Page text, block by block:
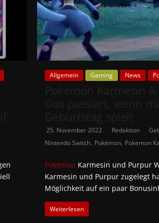
Allgemein Gaming News
25. November 2022 Redaktion
Nintendo Switch, Pokémon, Pokemon
Pokemon Karmesin und Purpur
Karmesin und Purpur zugelegt
Möglichkeit auf ein paar
Weiterlesen